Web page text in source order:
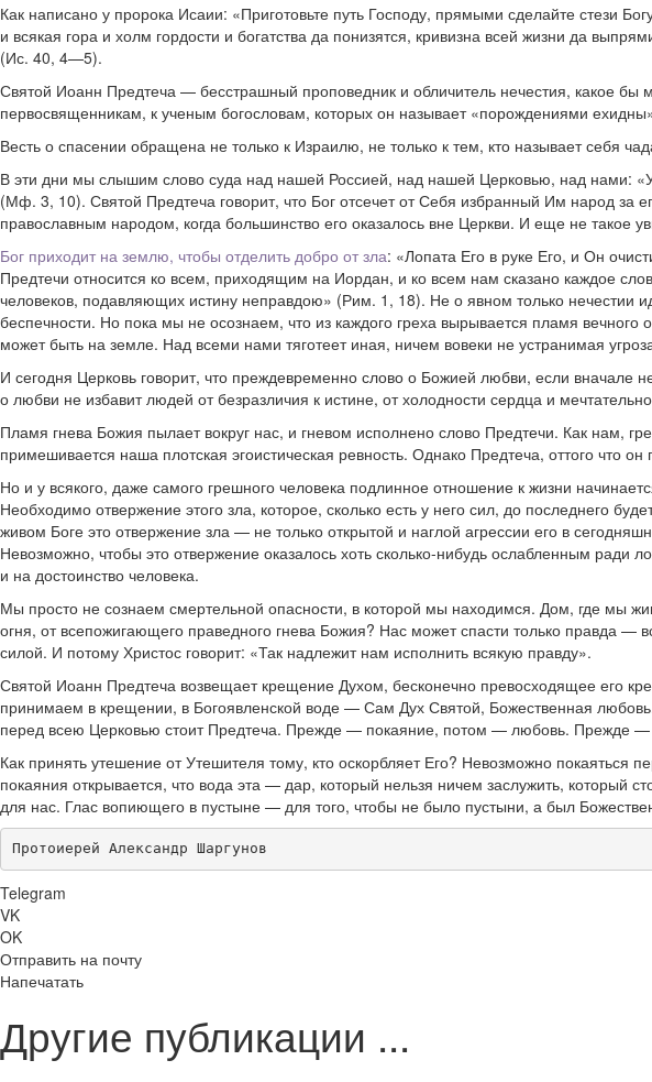
Как написано у пророка Исаии: «Приготовьте путь Господу, прямыми сделайте
и всякая гора и холм гордости и богатства да понизятся, кривизна всей жизни да
(Ис. 40, 4—5).
Святой Иоанн Предтеча — бесстрашный проповедник и обличитель нечестия, какое
первосвященникам, к ученым богословам, которых он называет «порождениями
Весть о спасении обращена не только к Израилю, не только к тем, кто называет себя
В эти дни мы слышим слово суда над нашей Россией, над нашей Церковью, над нами:
(Мф. 3, 10). Святой Предтеча говорит, что Бог отсечет от Себя избранный Им народ за
православным народом, когда большинство его оказалось вне Церкви. И еще не такое
Бог приходит на землю, чтобы отделить добро от зла: «Лопата Его в руке Его, и Он
Предтечи относится ко всем, приходящим на Иордан, и ко всем нам сказано каждое
человеков, подавляющих истину неправдою» (Рим. 1, 18). Не о явном только нечестии
беспечности. Но пока мы не осознаем, что из каждого греха вырывается пламя
может быть на земле. Над всеми нами тяготеет иная, ничем вовеки не устранимая
И сегодня Церковь говорит, что преждевременно слово о Божией любви, если вначале
о любви не избавит людей от безразличия к истине, от холодности сердца и
Пламя гнева Божия пылает вокруг нас, и гневом исполнено слово Предтечи. Как нам,
примешивается наша плотская эгоистическая ревность. Однако Предтеча, оттого что
Но и у всякого, даже самого грешного человека подлинное отношение к жизни
Необходимо отвержение этого зла, которое, сколько есть у него сил, до последнего
живом Боге это отвержение зла — не только открытой и наглой агрессии его в
Невозможно, чтобы это отвержение оказалось хоть сколько-нибудь ослабленным ради
и на достоинство человека.
Мы просто не сознаем смертельной опасности, в которой мы находимся. Дом, где мы
огня, от всепожигающего праведного гнева Божия? Нас может спасти только правда —
силой. И потому Христос говорит: «Так надлежит нам исполнить всякую правду».
Святой Иоанн Предтеча возвещает крещение Духом, бесконечно превосходящее его
принимаем в крещении, в Богоявленской воде — Сам Дух Святой, Божественная
перед всею Церковью стоит Предтеча. Прежде — покаяние, потом — любовь. Прежде
Как принять утешение от Утешителя тому, кто оскорбляет Его? Невозможно
покаяния открывается, что вода эта — дар, который нельзя ничем заслужить, который
для нас. Глас вопиющего в пустыне — для того, чтобы не было пустыни, а был
Протоиерей Александр Шаргунов
Telegram
VK
OK
Отправить на почту
Напечатать
Другие публикации ...